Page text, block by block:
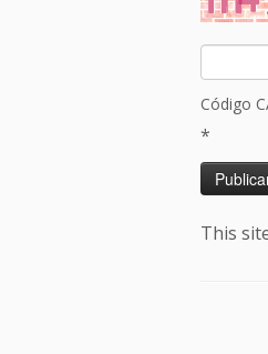
Código
*
This